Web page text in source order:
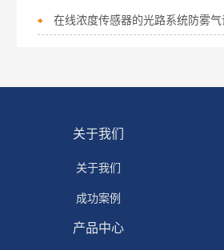
关于我们
关于我们
成功案例
产品中心